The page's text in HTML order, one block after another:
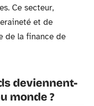
Ce secteur,
et de
de la finance de
deviennent-
monde ?